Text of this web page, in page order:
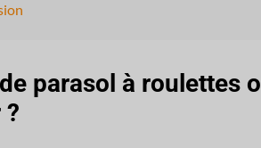
parasol à roulettes